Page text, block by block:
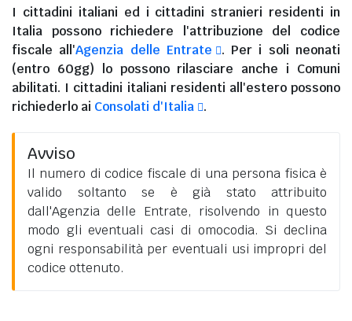
I cittadini italiani ed i cittadini stranieri residenti in
Italia possono richiedere l'attribuzione del codice
fiscale all'Agenzia delle Entrate
. Per i soli neonati
(entro 60gg) lo possono rilasciare anche i Comuni
abilitati. I cittadini italiani residenti all'esteropossono
richiederlo ai Consolati d'Italia .
Avviso
Il numero di codice fiscale di una persona fisica è
valido soltanto se è già stato attribuito
dall'Agenzia delle Entrate, risolvendo in questo
modo gli eventuali casi di omocodia. Si declina
ogni responsabilità per eventuali usi impropri del
codice ottenuto.